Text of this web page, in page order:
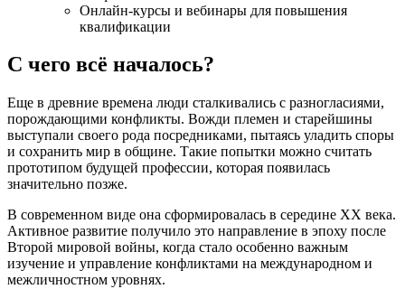
Онлайн-курсы и вебинары для повышения
квалификации
С чего всё началось?
Еще в древние времена люди сталкивались с разногласиями,
порождающими конфликты. Вожди племен и старейшины
выступали своего рода посредниками, пытаясь уладить споры
и сохранить мир в общине. Такие попытки можно считать
прототипом будущей профессии, которая появилась
значительно позже.
В современном виде она сформировалась в середине XX века.
Активное развитие получило это направление в эпоху после
Второй мировой войны, когда стало особенно важным
изучение и управление конфликтами на международном и
межличностном уровнях.